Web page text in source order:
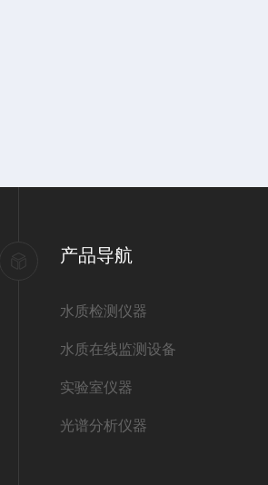
产品导航
水质检测仪器
水质在线监测设备
实验室仪器
光谱分析仪器